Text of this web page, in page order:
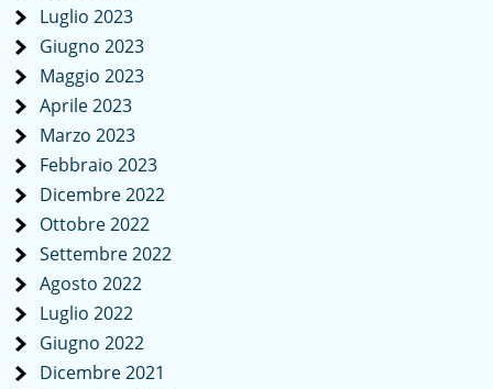
Luglio 2023
Giugno 2023
Maggio 2023
Aprile 2023
Marzo 2023
Febbraio 2023
Dicembre 2022
Ottobre 2022
Settembre 2022
Agosto 2022
Luglio 2022
Giugno 2022
Dicembre 2021